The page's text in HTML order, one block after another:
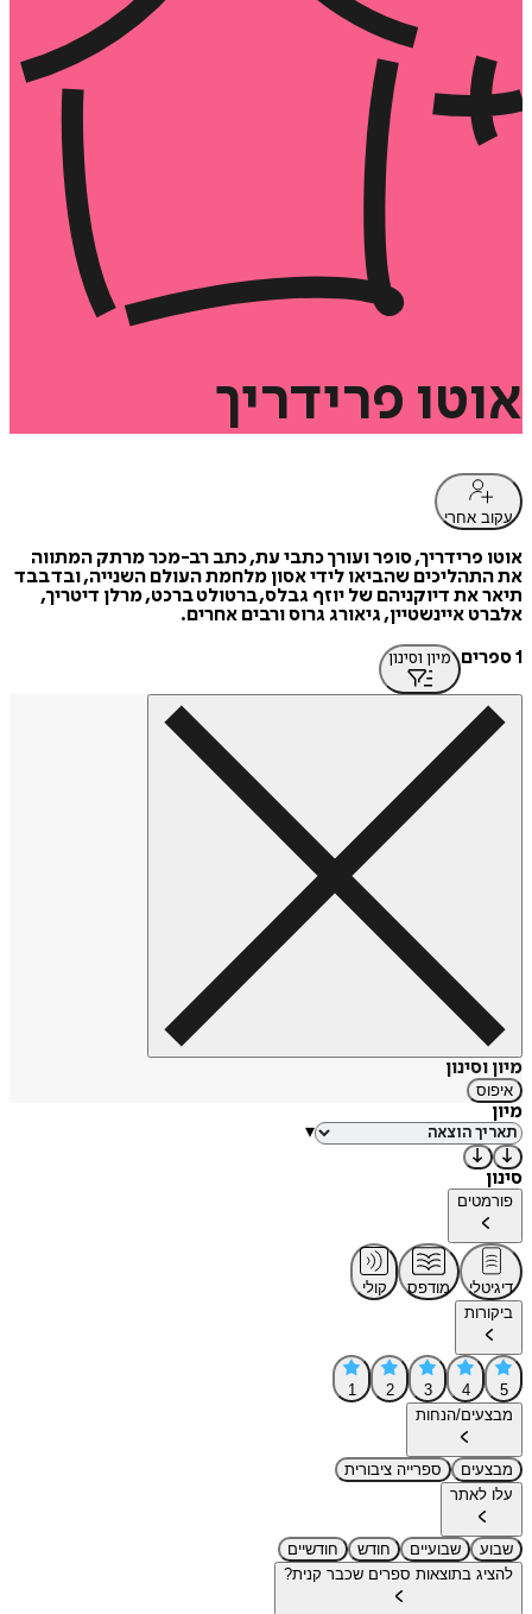
אוטו פרידריך
עקוב אחרי
אוטו פרידריך, סופר ועורך כתבי עת, כתב רב-מכר מרתק המתווה
את התהליכים שהביאו לידי אסון מלחמת העולם השנייה, ובד בבד
תיאר את דיוקניהם של יוזף גבלס, ברטולט ברכט, מרלן דיטריך,
אלברט איינשטיין, גיאורג גרוס ורבים אחרים.
1 ספרים
מיון וסינון
מיון וסינון
איפוס
מיון
▾
סינון
פורמטים
דיגיטלי מודפס
קולי
ביקורות
5
4
3
2
1
מבצעים/הנחות
מבצעים
ספרייה ציבורית
עלו לאתר
שבוע שבועיים חודש
חודשיים
להציג בתוצאות ספרים שכבר קנית?